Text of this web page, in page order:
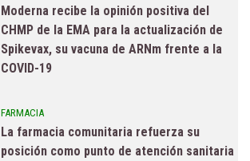
Moderna recibe la opinión positiva del
CHMP de la EMA para la actualización de
Spikevax, su vacuna de ARNm frente a la
COVID-19
FARMACIA
La farmacia comunitaria refuerza su
posición como punto de atención sanitaria